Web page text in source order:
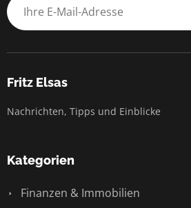
Fritz Elsas
Nachrichten, Tipps und Einblicke
Kategorien
Finanzen & Immobilien